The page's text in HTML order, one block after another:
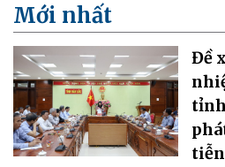
Mới nhất
Đề
tiễn